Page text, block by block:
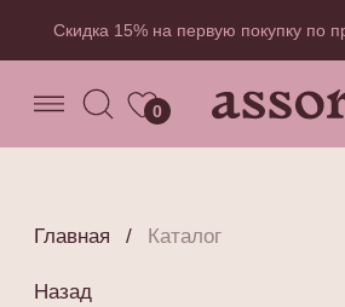
Скидка 15% на первую покупку по промокоду FIRST15